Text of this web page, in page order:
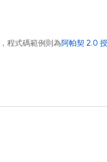
，程式碼範例則為阿帕契 2.0